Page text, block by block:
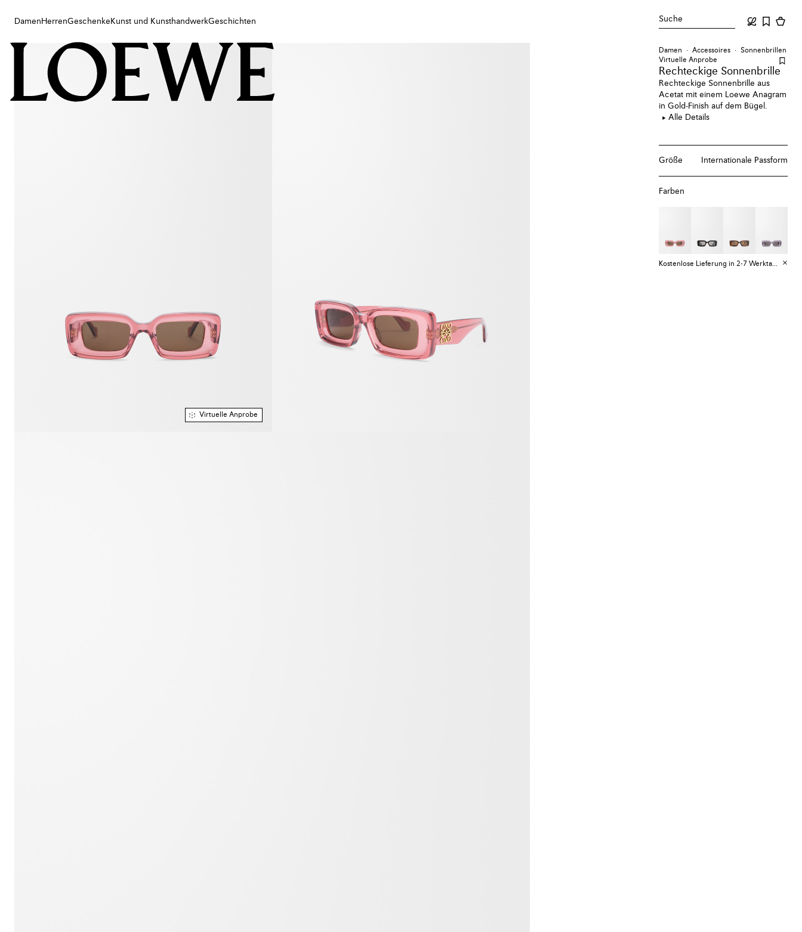
Damen HerrenGeschenke Kunst und KunsthandwerkGeschichten Suche
Damen
Geschenke
Kunst und Kunsthandwerk
Virtuelle Anprobe
Damen Accessoires
Sonnenbrillen
Virtuelle Anprobe
Rechteckige Sonnenbrille
Rechteckige Sonnenbrille aus
Acetat mit einem Loewe Anagram
in Gold-Finish auf dem Bügel.
Alle Details
Größe Internationale Passform
Farben
Kostenlose Lieferung in 2-7 Werktagen